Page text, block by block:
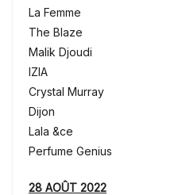
La Femme
The Blaze
Malik Djoudi
IZIA
Crystal Murray
Dijon
Lala &ce
Perfume Genius
28 AOÛT 2022